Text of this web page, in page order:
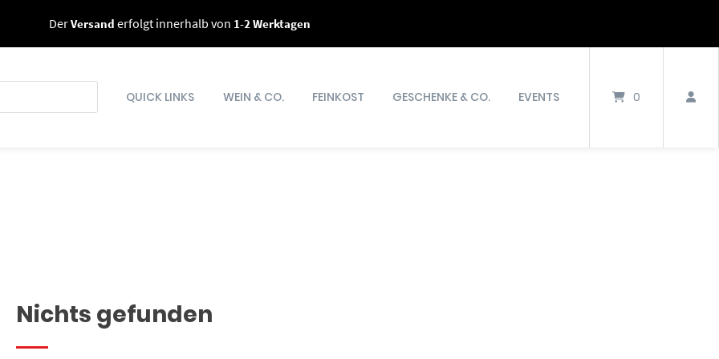
DerVersand erfolgt innerhalb von 1-2 Werktagen
QUICK LINKS WEIN & CO. FEINKOST GESCHENKE & CO. EVENTS 0
Nichts gefunden